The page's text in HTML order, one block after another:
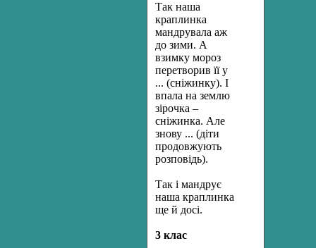
Так наша
краплинка
мандрувала аж
до зими. А
взимку мороз
перетворив її у
... (сніжинку). І
впала на землю
зірочка –
сніжинка. Але
знову ... (діти
продовжують
розповідь).
Так і мандрує
наша краплинка
ще й досі.
3 клас